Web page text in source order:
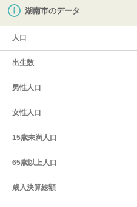
湖南市のデータ
人口
出生数
男性人口
女性人口
15歳未満人口
65歳以上人口
歳入決算総額